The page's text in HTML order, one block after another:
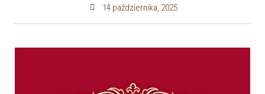
14 października, 2025